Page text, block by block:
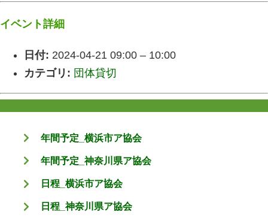
イベント詳細
日付: 2024-04-21 09:00 – 10:00
カテゴリ: 団体貸切
年間予定_横浜市ア協会
年間予定_神奈川県ア協会
日程_横浜市ア協会
日程_神奈川県ア協会